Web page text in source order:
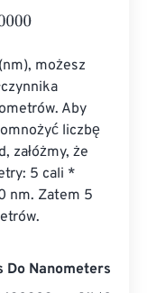
możesz
Aby
liczbę
załóżmy, że
5 cali *
nm. Zatem 5
Do Nanometers